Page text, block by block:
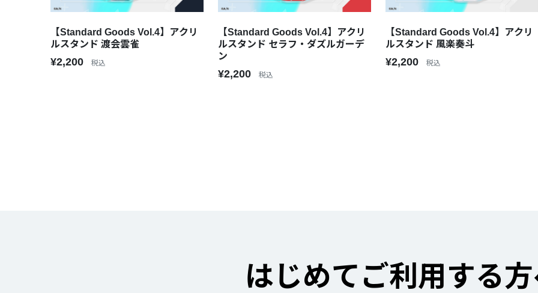
【Standard Goods Vol.4】アクリ
ルスタンド 渡会雲雀
¥2,200 税込
【Standard Goods Vol.4】アクリ
ルスタンド セラフ・ダズルガーデ
ン
¥2,200 税込
【Standard Goods Vol.4】アクリ
ルスタンド 風楽奏斗
¥2,200 税込
はじめてご利用する